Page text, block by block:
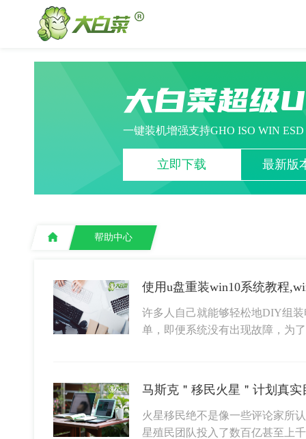
大白菜超级
一键装机增强支持GHO ISO WIN
立即下载 最新版
帮助中心
许多人自己就能够轻松地DIY组
单，即便系统没有出现故障，为
马斯克＂移民火星＂计划真
火星移民绝不是像一些评论家所
星殖民团队投入了数百亿甚至上